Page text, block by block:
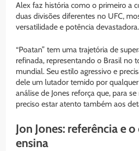
Alex faz história como o primeiro a
duas divisões diferentes no UFC,
versatilidade e potência devastadora.
“Poatan” tem uma trajetória de
refinada, representando o Brasil no
mundial. Seu estilo agressivo e
dele um lutador temido por
análise de Jones reforça que, para
preciso estar atento também aos
Jon Jones: referência e
ensina